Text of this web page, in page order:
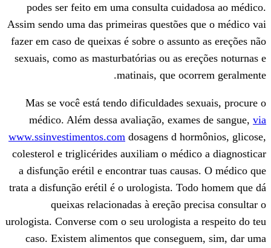
podes ser feito em uma consulta
Assim sendo uma das primeiras
fazer em caso de queixas é sobre o
sexuais, como as masturbatórias ou as
matinais, que
Mas se você está tendo dificuldades
médico. Além dessa avaliação,
www.ssinvestimentos.comdosagens d
colesterol e triglicérides auxiliam o
a disfunção erétil e encontrar tuas
trata a disfunção erétil é o urologista.
queixas relacionadas à ereção
urologista. Converse com o seu
caso. Existem alimentos que